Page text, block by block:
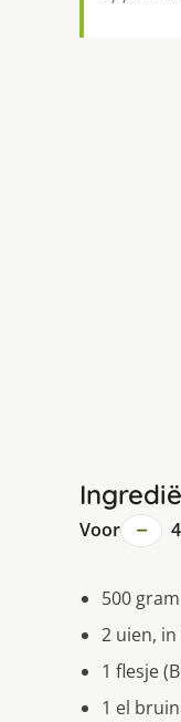
Voor − 4
500
2 uien,
1 flesje
1 el